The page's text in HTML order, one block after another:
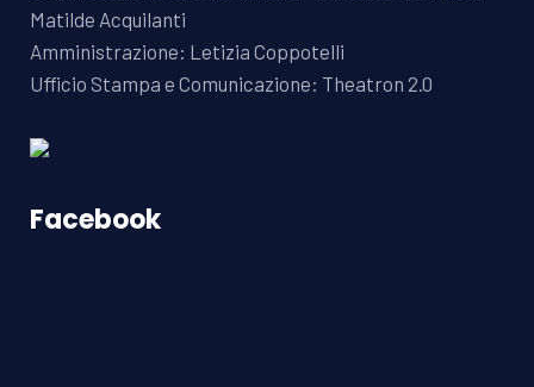
Matilde Acquilanti
Amministrazione: Letizia Coppotelli
Ufficio Stampa e Comunicazione: Theatron 2.0
Facebook